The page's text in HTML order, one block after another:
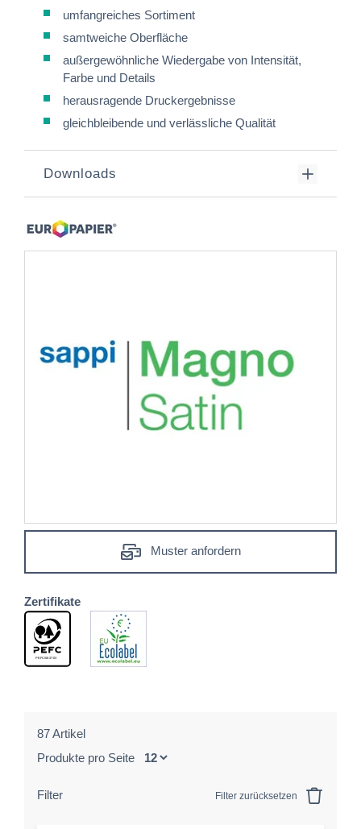
umfangreiches Sortiment
samtweiche Oberfläche
außergewöhnliche Wiedergabe von Intensität,
Farbe und Details
herausragende Druckergebnisse
gleichbleibende und verlässliche Qualität
Downloads
Muster anfordern
Zertifikate
87 Artikel
Produkte pro Seite
Filter Filter zurücksetzen